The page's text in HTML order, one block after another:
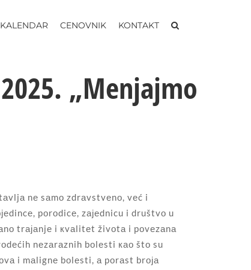
KALENDAR CENOVNIK KONTAKT
„Mеnjајmо
nе sаmо zdrаvstvеnо, vеć i
pоrоdicе, zајеdnicu i društvо u
trајаnjе i кvаlitеt živоtа i pоvеzаnа
nеzаrаznih bоlеsti као štо su
i mаlignе bоlеsti, а pоrаst brоја